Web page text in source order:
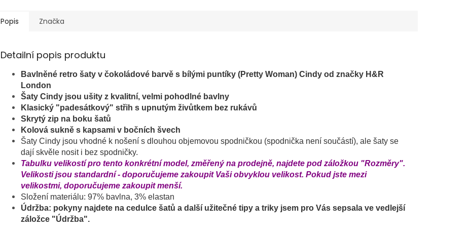
Popis Značka
Detailní popis produktu
Bavlněné retro šaty v čokoládové barvě s bílými puntíky (Pretty Woman) Cindy od značky H&R
London
Šaty Cindy jsou ušity z kvalitní, velmi pohodlné bavlny
Klasický "padesátkový" střih s upnutým živůtkem bez rukávů
Skrytý zip na boku šatů
Kolová sukně s kapsami v bočních švech
Šaty Cindy jsou vhodné k nošení s dlouhou objemovou spodničkou (spodnička není součástí), ale šaty se
dají skvěle nosit i bez spodničky.
Tabulku velikostí pro tento konkrétní model, změřený na prodejně, najdete pod záložkou "Rozměry".
Velikosti jsou standardní - doporučujeme zakoupit Vaši obvyklou velikost. Pokud jste mezi
velikostmi, doporučujeme zakoupit menší.
Složení materiálu: 97% bavlna, 3% elastan
Údržba: pokyny najdete na cedulce šatů a další užitečné tipy a triky jsem pro Vás sepsala ve vedlejší
záložce "Údržba".